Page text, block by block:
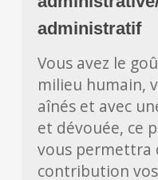
administratif
Vous avez le
milieu humain,
aînés et avec
et dévouée, ce
vous permettra
contribution